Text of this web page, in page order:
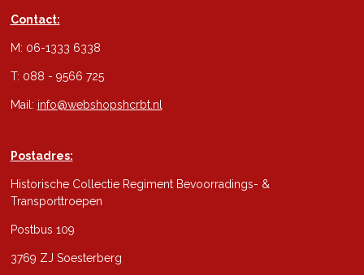
Contact:
M: 06-1333 6338
T: 088 - 9566 725
Mail: info@webshopshcrbt.nl
Postadres:
Historische Collectie Regiment Bevoorradings- &
Transporttroepen
Postbus 109
3769 ZJ Soesterberg